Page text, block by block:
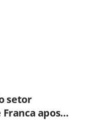
setor
aposta